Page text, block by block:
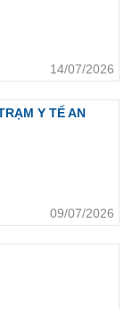
14/07/2026
Y TẾ AN
09/07/2026